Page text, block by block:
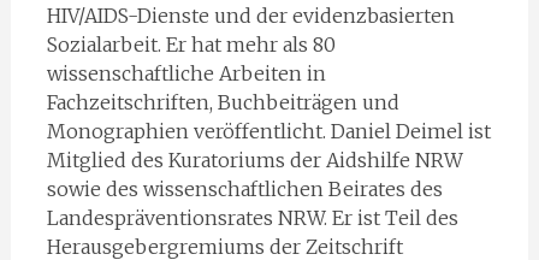
HIV/AIDS-Dienste und der evidenzbasierten
Sozialarbeit. Er hat mehr als 80
wissenschaftliche Arbeiten in
Fachzeitschriften, Buchbeiträgen und
Monographien veröffentlicht. Daniel Deimel ist
Mitglied des Kuratoriums der Aidshilfe NRW
sowie des wissenschaftlichen Beirates des
Landespräventionsrates NRW. Er ist Teil des
Herausgebergremiums der Zeitschrift